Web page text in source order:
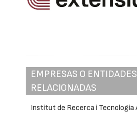
EMPRESAS O ENTIDADES
RELACIONADAS
Institut de Recerca i